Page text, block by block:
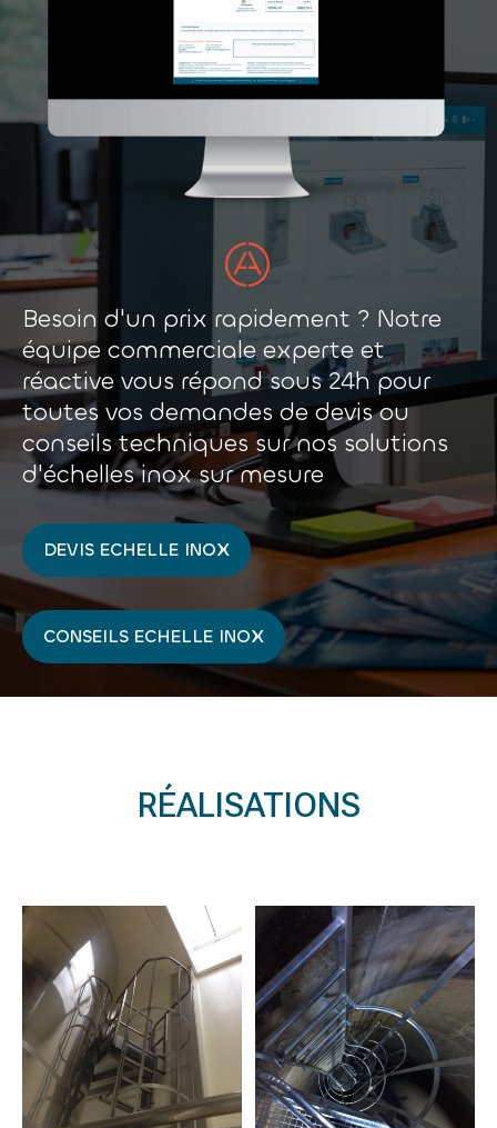
Besoin d'un prix rapidement ? Notre
équipe commerciale experte et
réactive vous répond sous 24h pour
toutes vos demandes de devis ou
conseils techniques sur nos solutions
d'échelles inox sur mesure
DEVIS ECHELLE INOX
CONSEILS ECHELLE INOX
RÉALISATIONS